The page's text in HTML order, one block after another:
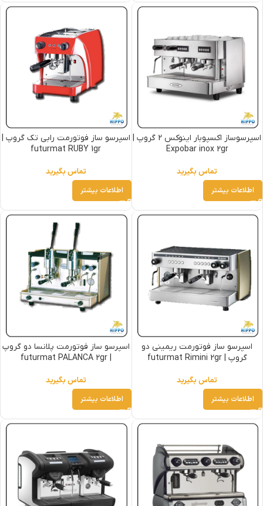
اسپرسوساز اکسپوبار اینوکس 2 گروپ |
Expobar inox 2gr
تماس بگیرید
اطلاعات بیشتر
اسپرسو ساز فوتورمت رابی تک گروپ |
futurmat RUBY 1gr
تماس بگیرید
اطلاعات بیشتر
اسپرسو ساز فوتورمت ریمینی دو
گروپ | futurmat Rimini 2gr
تماس بگیرید
اطلاعات بیشتر
اسپرسو ساز فوتورمت پلانسا دو گروپ
| futurmat PALANCA 2gr
تماس بگیرید
اطلاعات بیشتر